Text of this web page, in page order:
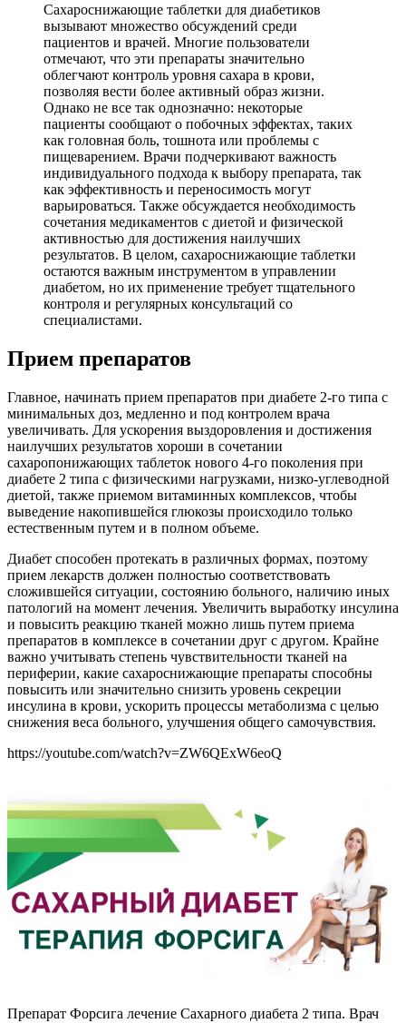
Сахароснижающие таблетки для диабетиков
вызывают множество обсуждений среди
пациентов и врачей. Многие пользователи
отмечают, что эти препараты значительно
облегчают контроль уровня сахара в крови,
позволяя вести более активный образ жизни.
Однако не все так однозначно: некоторые
пациенты сообщают о побочных эффектах, таких
как головная боль, тошнота или проблемы с
пищеварением. Врачи подчеркивают важность
индивидуального подхода к выбору препарата, так
как эффективность и переносимость могут
варьироваться. Также обсуждается необходимость
сочетания медикаментов с диетой и физической
активностью для достижения наилучших
результатов. В целом, сахароснижающие таблетки
остаются важным инструментом в управлении
диабетом, но их применение требует тщательного
контроля и регулярных консультаций со
специалистами.
Прием препаратов
Главное, начинать прием препаратов при диабете 2-го типа с
минимальных доз, медленно и под контролем врача
увеличивать. Для ускорения выздоровления и достижения
наилучших результатов хороши в сочетании
сахаропонижающих таблеток нового 4-го поколения при
диабете 2 типа с физическими нагрузками, низко-углеводной
диетой, также приемом витаминных комплексов, чтобы
выведение накопившейся глюкозы происходило только
естественным путем и в полном объеме.
Диабет способен протекать в различных формах, поэтому
прием лекарств должен полностью соответствовать
сложившейся ситуации, состоянию больного, наличию иных
патологий на момент лечения. Увеличить выработку инсулина
и повысить реакцию тканей можно лишь путем приема
препаратов в комплексе в сочетании друг с другом. Крайне
важно учитывать степень чувствительности тканей на
периферии, какие сахароснижающие препараты способны
повысить или значительно снизить уровень секреции
инсулина в крови, ускорить процессы метаболизма с целью
снижения веса больного, улучшения общего самочувствия.
https://youtube.com/watch?v=ZW6QExW6eoQ
Препарат Форсига лечение Сахарного диабета 2 типа. Врач